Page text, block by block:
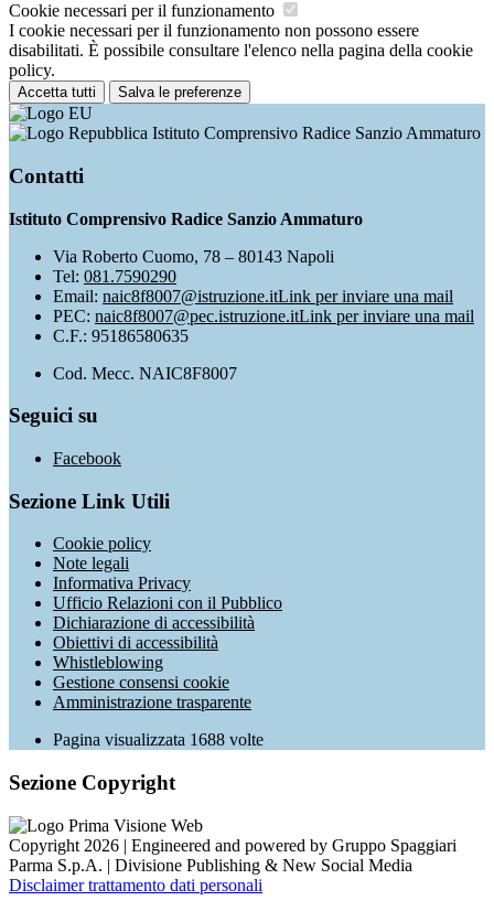
Cookie necessari per il funzionamento
I cookie necessari per il funzionamento non possono essere
disabilitati. È possibile consultare l'elenco nella pagina della cookie
policy.
Accetta tutti Salva le preferenze
Istituto Comprensivo Radice Sanzio Ammaturo
Contatti
Istituto Comprensivo Radice Sanzio Ammaturo
Via Roberto Cuomo, 78 – 80143 Napoli
Tel: 081.7590290
Email: naic8f8007@istruzione.itLink per inviare una mail
PEC: naic8f8007@pec.istruzione.itLink per inviare una mail
C.F.: 95186580635
Cod. Mecc. NAIC8F8007
Seguici su
Facebook
Sezione Link Utili
Cookie policy
Note legali
Informativa Privacy
Ufficio Relazioni con il Pubblico
Dichiarazione di accessibilità
Obiettivi di accessibilità
Whistleblowing
Gestione consensi cookie
Amministrazione trasparente
Pagina visualizzata 1688 volte
Sezione Copyright
Copyright 2026 | Engineered and powered by Gruppo Spaggiari
Parma S.p.A. | Divisione Publishing & New Social Media
Disclaimer trattamento dati personali